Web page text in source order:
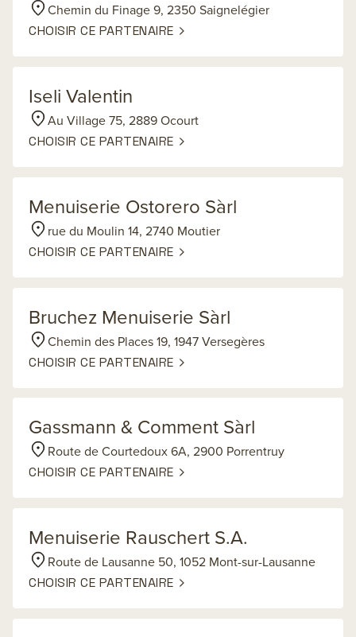
Chemin du Finage 9, 2350 Saignelégier
CHOISIR CE PARTENAIRE
Iseli Valentin
Au Village 75, 2889 Ocourt
CHOISIR CE PARTENAIRE
Menuiserie Ostorero Sàrl
rue du Moulin 14, 2740 Moutier
CHOISIR CE PARTENAIRE
Bruchez Menuiserie Sàrl
Chemin des Places 19, 1947 Versegères
CHOISIR CE PARTENAIRE
Gassmann & Comment Sàrl
Route de Courtedoux 6A, 2900 Porrentruy
CHOISIR CE PARTENAIRE
Menuiserie Rauschert S.A.
Route de Lausanne 50, 1052 Mont-sur-Lausanne
CHOISIR CE PARTENAIRE